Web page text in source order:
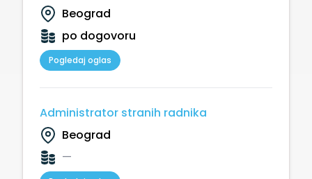
Beograd
po dogovoru
Pogledaj oglas
Administrator stranih radnika
Beograd
—